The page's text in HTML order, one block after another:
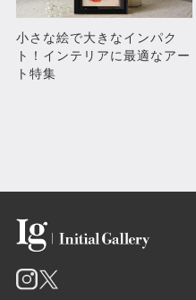
小さな絵で大きなインパク
ト！インテリアに最適なアー
ト特集